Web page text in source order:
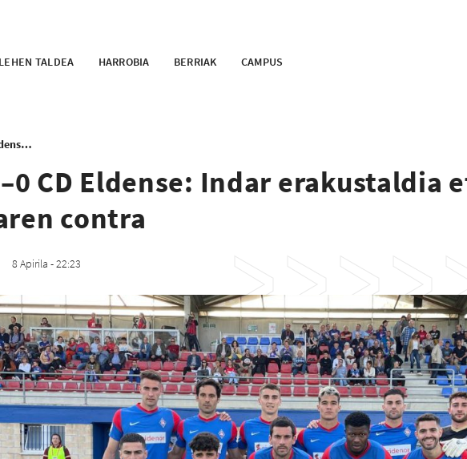
LEHEN TALDEA HARROBIA BERRIAK CAMPUS
SD Amorebieta 1–0 CD Eldense: Indar erakustaldia eta garaipena liderraren contra
CD Eldense: Indar erakustaldia
contra
8 Apirila - 22:23